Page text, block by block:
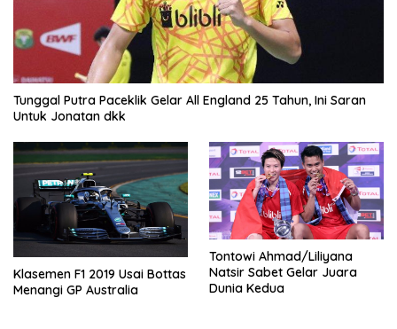
Tunggal Putra Paceklik Gelar All England 25 Tahun, Ini Saran
Untuk Jonatan dkk
Klasemen F1 2019 Usai Bottas
Menangi GP Australia
Tontowi Ahmad/Liliyana
Natsir Sabet Gelar Juara
Dunia Kedua